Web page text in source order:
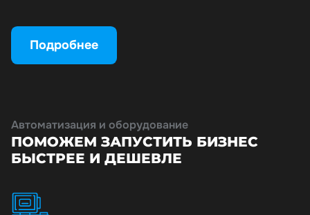
Подробнее
Автоматизация и оборудование
ПОМОЖЕМ ЗАПУСТИТЬ БИЗНЕС
БЫСТРЕЕ И ДЕШЕВЛЕ